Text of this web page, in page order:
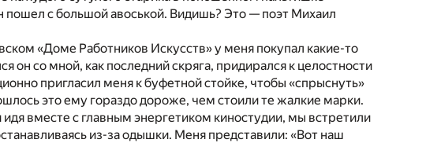
с большой авоськой. Видишь? Это — поэт Михаил
«Доме Работников Искусств» у меня покупал какие-то
со мной, как последний скряга, придирался к целостности
пригласил меня к буфетной стойке, чтобы «спрыснуть»
это ему гораздо дороже, чем стоили те жалкие марки.
вместе с главным энергетиком киностудии, мы встретили
из-за одышки. Меня представили: «Вот наш